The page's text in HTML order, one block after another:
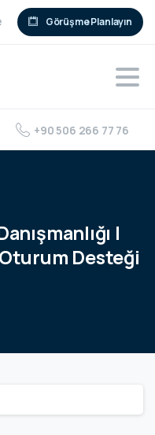
Görüşme Planlayın
+90 506 266 77 76
|
Oturum Desteği